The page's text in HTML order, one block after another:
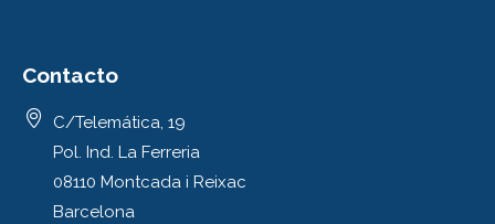
Contacto
C/Telemática, 19
Pol. Ind. La Ferreria
08110 Montcada i Reixac
Barcelona